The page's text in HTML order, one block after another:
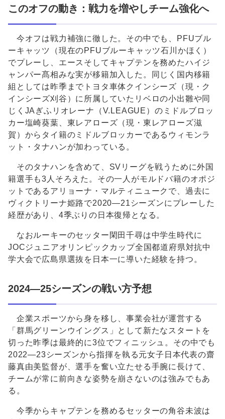
このオフの動き：戦力を増やしチーム強化へ
今オフは戦力補強に徹した。その中でも、PFUブル
ーキャッツ（現在のPFUブルーキャッツ石川かほく）
でプレーし、エースそしてキャプテンを務めたハイジ
ャンパー髙相みな実が移籍加入した。同じく国内移籍
組としては昨季までトヨタ車体クインシーズ（現・ク
インシーズ刈谷）に所属していたリベロの小出雛や同
じくJAぎふリオレーナ（V.LEAGUE）のミドルブロッ
カー塩崎葵葉、東レアローズ（現・東レアローズ滋
賀）からタイ籍のミドルブロッカーであるウィモンラ
ット・タナハンが加わっている。
そのタナハンを含めて、SVリーグを戦うために外国
籍選手も3人そろえた。その一人がモルドバ籍のオポジ
ットであるアリョーナ・マルティニュークで、過去に
ヴィクトリーナ姫路で2020―21シーズンにプレーした
経歴があり、4季ぶりの日本復帰となる。
なおルーキーのセッター閑田千尋は中学生時代に
JOCジュニアオリンピックカップ全国都道府県対抗中
学大会で広島県選抜を日本一に導いた経験を持つ。
2024―25シーズンの戦い方予想
企業スポーツから身を移し、事業会社が運営する
「群馬グリーンウイングス」として新たなスタートを
切った昨季は最終的に3位でフィニッシュ。その中でも
2022―23シーズンから指揮を執る元女子日本代表の齋
藤真由美監督が、選手を奮い立たせる手腕に長けて、
チームが常に前向きな姿勢を崩さないのは強みでもあ
る。
今季からキャプテンを務めるセッターの角谷未波は